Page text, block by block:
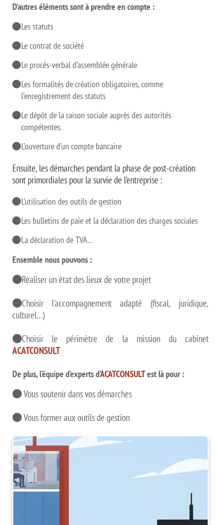
D’autres éléments sont à prendre en compte :
Les statuts
Le contrat de société
Le procès-verbal d’assemblée générale
Les formalités de création obligatoires, comme
l’enregistrement des statuts
Le dépôt de la raison sociale auprès des autorités
compétentes.
L’ouverture d’un compte bancaire
Ensuite, les démarches pendant la phase de post-création
sont primordiales pour la survie de l’entreprise :
L’utilisation des outils de gestion
Les bulletins de paie et la déclaration des charges sociales
La déclaration de TVA…
Ensemble nous pouvons :
Réaliser un état des lieux de votre projet
Choisir l’accompagnement adapté (fiscal, juridique,
culturel…)
Choisir le périmètre de la mission du cabinet
ACATCONSULT
De plus, l’équipe d’experts d’ACATCONSULTest là pour :
Vous soutenir dans vos démarches
Vous former aux outils de gestion